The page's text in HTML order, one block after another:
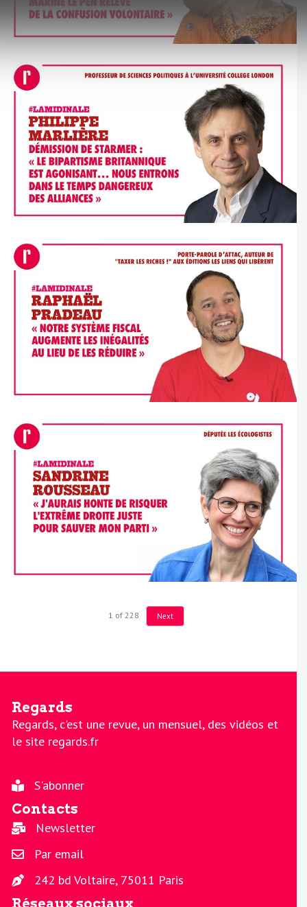
1 of 228 Next
Regards
Regards, c'est une revue, un mensuel, des vidéos et
le site regards.fr
S'abonner
Contacts
Newsletter
Par email
242 bd Voltaire, 75011 Paris
Réseaux sociaux